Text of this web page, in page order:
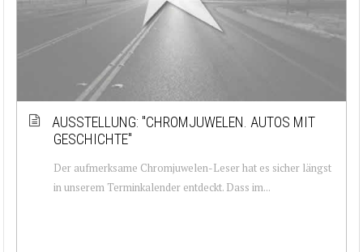
AUSSTELLUNG: ''CHROMJUWELEN. AUTOS MIT
GESCHICHTE''
Der aufmerksame Chromjuwelen-Leser hat es sicher längst
in unserem Terminkalender entdeckt. Dass im...